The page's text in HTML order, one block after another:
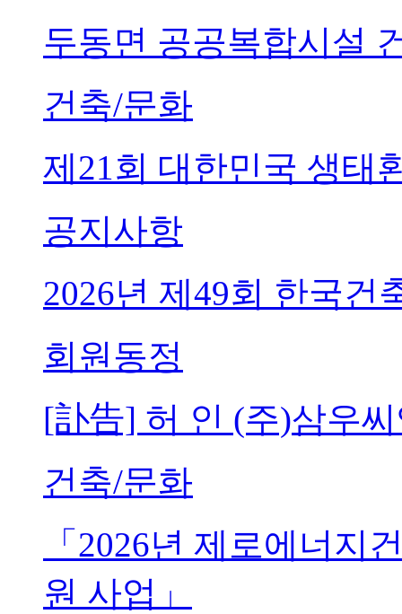
두동면 공공복합시설
건축/문화
제21회 대한민국 생태
공지사항
2026년 제49회 한국건
회원동정
[訃告] 허 인 (주)삼우
건축/문화
「2026년 제로에너지
원 사업」